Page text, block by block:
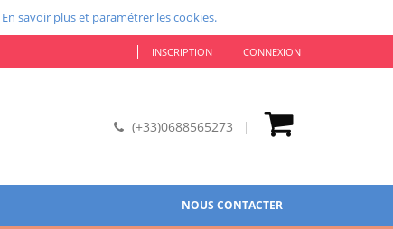
En savoir plus et paramétrer les cookies.
INSCRIPTION CONNEXION
(+33)0688565273
NOUS CONTACTER